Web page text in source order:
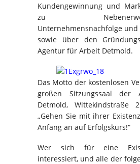
Kundengewinnung und
zu
Unternehmensnachfolge
sowie über den
Agentur für Arbeit Detmold.
Das Motto der kostenlosen
großen Sitzungssaal der
Detmold, Wittekindstraße
„Gehen Sie mit ihrer
Anfang an auf Erfolgskurs!“
Wer sich für eine
interessiert, und alle der